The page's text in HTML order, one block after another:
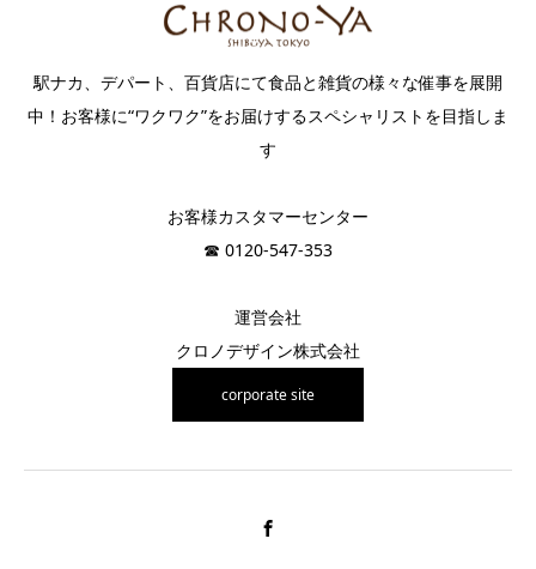
駅ナカ、デパート、百貨店にて食品と雑貨の様々な催事を展開
中！お客様に“ワクワク”をお届けするスペシャリストを目指しま
す
お客様カスタマーセンター
☎︎ 0120-547-353
運営会社
クロノデザイン株式会社
corporate site